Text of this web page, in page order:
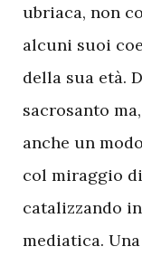
ubriaca, non
alcuni suoi
della sua età.
sacrosanto
anche un
col miraggio
catalizzando
mediatica.